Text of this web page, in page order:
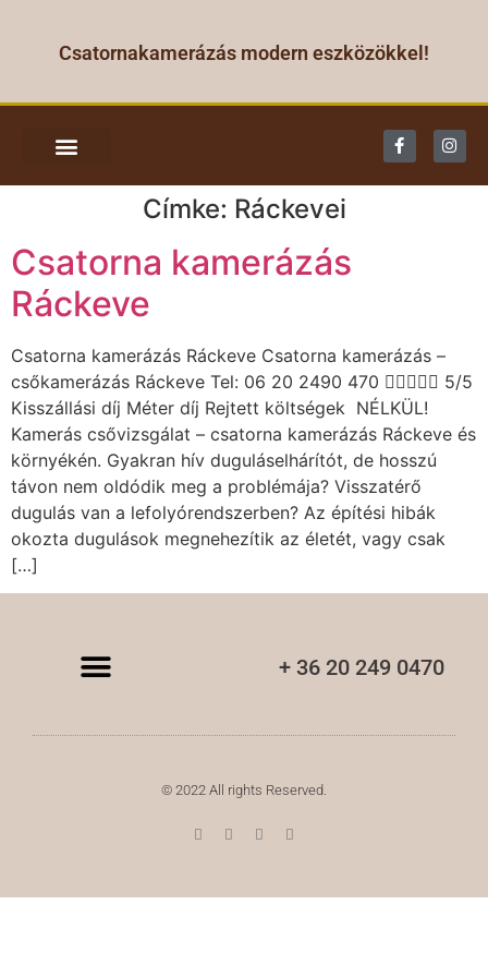
Csatornakamerázás modern eszközökkel!
Címke: Ráckevei
Csatorna kamerázás
Ráckeve
Csatorna kamerázás Ráckeve Csatorna kamerázás –
csőkamerázás Ráckeve Tel: 06 20 2490 470  5/5
Kisszállási díj Méter díj Rejtett költségek NÉLKÜL!
Kamerás csővizsgálat – csatorna kamerázás Ráckeve és
környékén. Gyakran hív duguláselhárítót, de hosszú
távon nem oldódik meg a problémája? Visszatérő
dugulás van a lefolyórendszerben? Az építési hibák
okozta dugulások megnehezítik az életét, vagy csak
[…]
+ 36 20 249 0470
© 2022 All rights Reserved.